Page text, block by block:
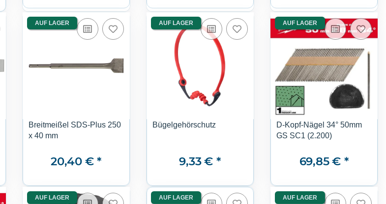
AUF LAGER
Breitmeißel SDS-Plus 250
x 40 mm
20,40 €*
AUF LAGER
Bügelgehörschutz
9,33 € *
AUF LAGER
D-Kopf-Nägel 34° 50mm
GS SC1 (2.200)
69,85 € *
AUF LAGER AUF LAGER AUF LAGER